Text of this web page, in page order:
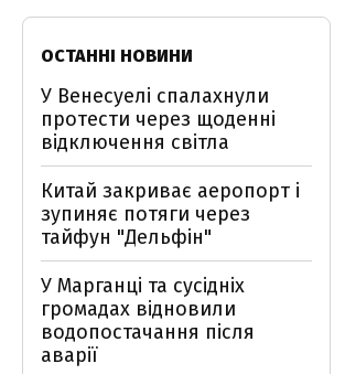
ОСТАННІ НОВИНИ
У Венесуелі спалахнули
протести через щоденні
відключення світла
Китай закриває аеропорт і
зупиняє потяги через
тайфун "Дельфін"
У Марганці та сусідніх
громадах відновили
водопостачання після
аварії